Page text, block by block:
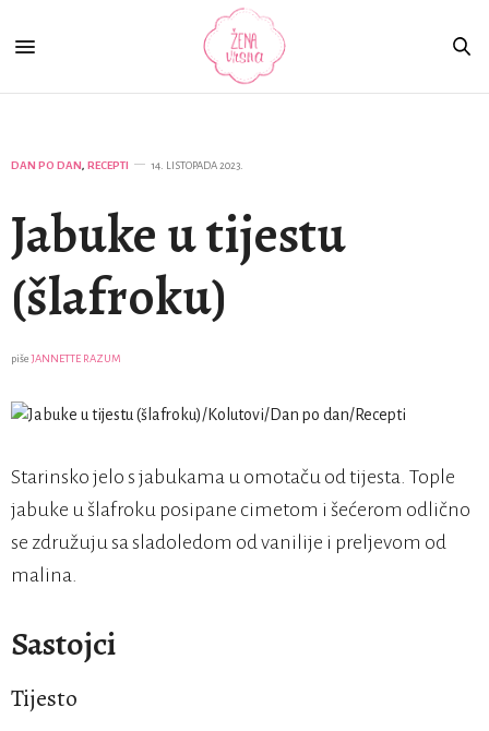
DAN PO DAN, RECEPTI 14. LISTOPADA 2023.
Jabuke u tijestu
(šlafroku)
piše JANNETTE RAZUM
Starinsko jelo s jabukama u omotaču od tijesta. Tople
jabuke u šlafroku posipane cimetom i šećerom odlično
se združuju sa sladoledom od vanilije i preljevom od
malina.
Sastojci
Tijesto